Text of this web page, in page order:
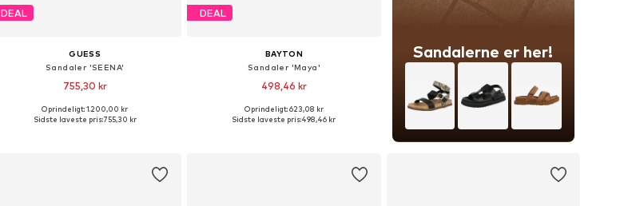
DEAL
GUESS
Sandaler 'SEENA'
755,30 kr
Oprindeligt: 1.200,00 kr
Sidste laveste pris:755,30 kr
DEAL
BAYTON
Sandaler 'Maya'
498,46 kr
Fås i mange størrelser
Oprindeligt: 623,08 kr
Sidste laveste pris:498,46 kr
Sandalerne er her!